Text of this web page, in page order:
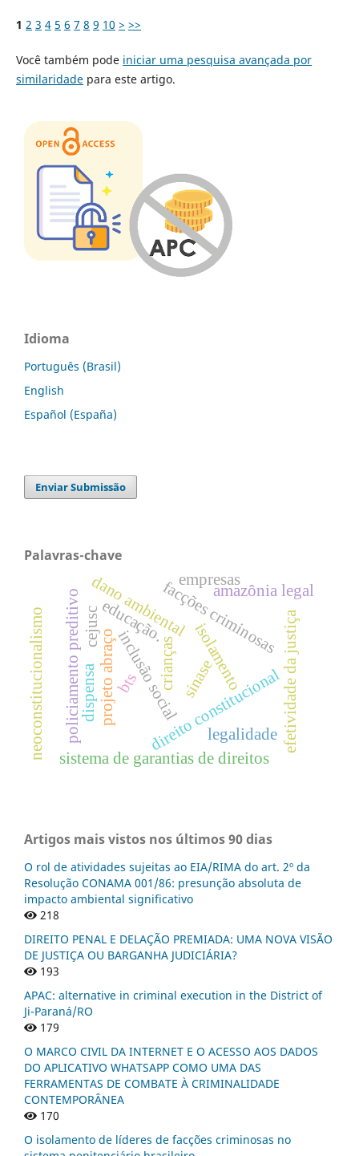
1 2 3 4 5 6 7 8 9 10 > >>
Você também pode iniciar uma pesquisa avançada por
similaridadepara este artigo.
Idioma
Português (Brasil)
English
Español (España)
Enviar Submissão
Palavras-chave
direito constitucional
isolamento
inclusão social
educação.
projeto abraço efetividade da justiça
cejusc facções criminosas
crianças
sistema de garantias de direitos
sinase
amazônia legal
dano ambiental
policiamento preditivo bts
dispensa
legalidade
neoconstitucionalismo
empresas
Artigos mais vistos nos últimos 90 dias
O rol de atividades sujeitas ao EIA/RIMA do art. 2º da
Resolução CONAMA 001/86: presunção absoluta de
impacto ambiental significativo
218
DIREITO PENAL E DELAÇÃO PREMIADA: UMA NOVA VISÃO
DE JUSTIÇA OU BARGANHA JUDICIÁRIA?
193
APAC: alternative in criminal execution in the District of
Ji-Paraná/RO
179
O MARCO CIVIL DA INTERNET E O ACESSO AOS DADOS
DO APLICATIVO WHATSAPP COMO UMA DAS
FERRAMENTAS DE COMBATE À CRIMINALIDADE
CONTEMPORÂNEA
170
O isolamento de líderes de facções criminosas no